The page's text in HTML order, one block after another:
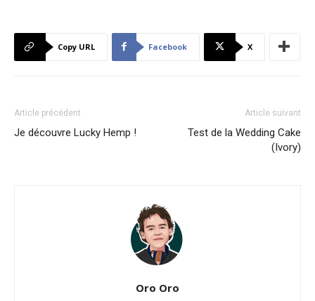
Copy URL Facebook X
Article précédent
Je découvre Lucky Hemp !
Article suivant
Test de la Wedding Cake
(Ivory)
Oro Oro